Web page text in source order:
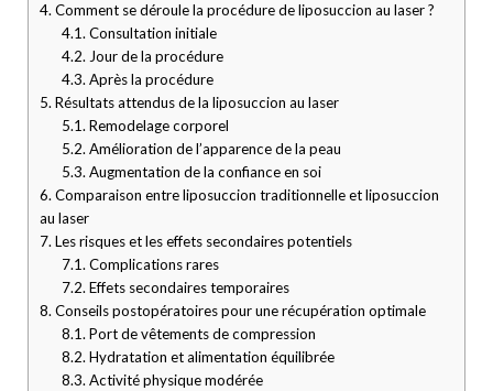
4.Comment se déroule la procédure de liposuccion au laser ?
4.1.Consultation initiale
4.2.Jour de la procédure
4.3.Après la procédure
5.Résultats attendus de la liposuccion au laser
5.1.Remodelage corporel
5.2.Amélioration de l’apparence de la peau
5.3.Augmentation de la confiance en soi
6.Comparaison entre liposuccion traditionnelle et liposuccion
au laser
7.Les risques et les effets secondaires potentiels
7.1.Complications rares
7.2.Effets secondaires temporaires
8.Conseils postopératoires pour une récupération optimale
8.1.Port de vêtements de compression
8.2.Hydratation et alimentation équilibrée
8.3.Activité physique modérée